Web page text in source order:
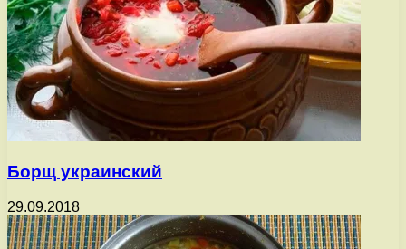
Борщ украинский
29.09.2018